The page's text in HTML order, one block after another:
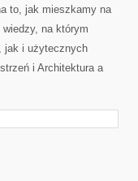
to, jak mieszkamy na
na którym
jak i użytecznych
i Architektura a